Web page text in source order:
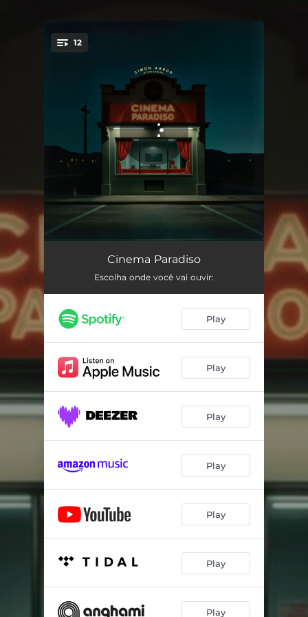
You're all set!
12
Simão no Deserto
White Russian
Vai Se Arrepender (feat. Maia Kali) 02:19
Cães de Aluguel
Solaris 03:50
Diamante Tatuado (feat. Maia Kali) 03:04
Vidas Secas 04:26
Discreta Canção (feat. Nereu Afonso) 03:00
03:40
Tua Constelação (feat. Nereu Afonso) 03:58
Cinema Paradiso
Escolha onde você vai ouvir:
Play
Play
Play
Play
Play
Play
Play